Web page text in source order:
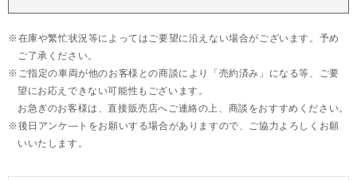
在庫や繁忙状況等によってはご要望に沿えない場合がございます。予め
ご了承ください。
ご指定の車両が他のお客様との商談により「売約済み」になる等、ご要
望にお応えできない可能性もございます。
お急ぎのお客様は、直接販売店へご連絡の上、商談をおすすめください。
後日アンケ―トをお願いする場合がありますので、ご協力よろしくお願
いいたします。